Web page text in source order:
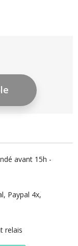
avant 15h -
Paypal 4x,
relais